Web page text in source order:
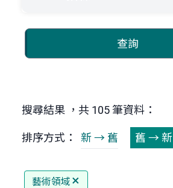
查詢
搜尋結果 ，共 105 筆資料：
排序方式： 新 → 舊 舊 → 新
藝術領域